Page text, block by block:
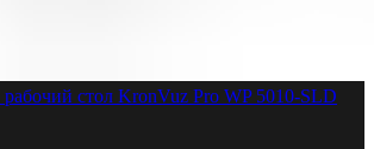
стол KronVuz Pro WP 5010-SLD